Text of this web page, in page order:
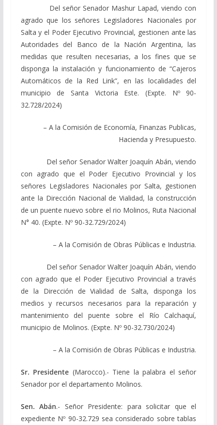
Del señor Senador Mashur Lapad, viendo con
agrado que los señores Legisladores Nacionales por
Salta y el Poder Ejecutivo Provincial, gestionen ante las
Autoridades del Banco de la Nación Argentina, las
medidas que resulten necesarias, a los fines que se
disponga la instalación y funcionamiento de “Cajeros
Automáticos de la Red Link”, en las localidades del
municipio de Santa Victoria Este. (Expte. Nº 90-
32.728/2024)
– A la Comisión de Economía, Finanzas Publicas,
Hacienda y Presupuesto.
Del señor Senador Walter Joaquín Abán, viendo
con agrado que el Poder Ejecutivo Provincial y los
señores Legisladores Nacionales por Salta, gestionen
ante la Dirección Nacional de Vialidad, la construcción
de un puente nuevo sobre el rio Molinos, Ruta Nacional
N° 40. (Expte. Nº 90-32.729/2024)
– A la Comisión de Obras Públicas e Industria.
Del señor Senador Walter Joaquín Abán, viendo
con agrado que el Poder Ejecutivo Provincial a través
de la Dirección de Vialidad de Salta, disponga los
medios y recursos necesarios para la reparación y
mantenimiento del puente sobre el Río Calchaquí,
municipio de Molinos. (Expte. Nº 90-32.730/2024)
– A la Comisión de Obras Públicas e Industria.
Sr. Presidente (Marocco).- Tiene la palabra el señor
Senador por el departamento Molinos.
Sen. Abán.- Señor Presidente: para solicitar que el
expediente Nº 90-32.729 sea considerado sobre tablas